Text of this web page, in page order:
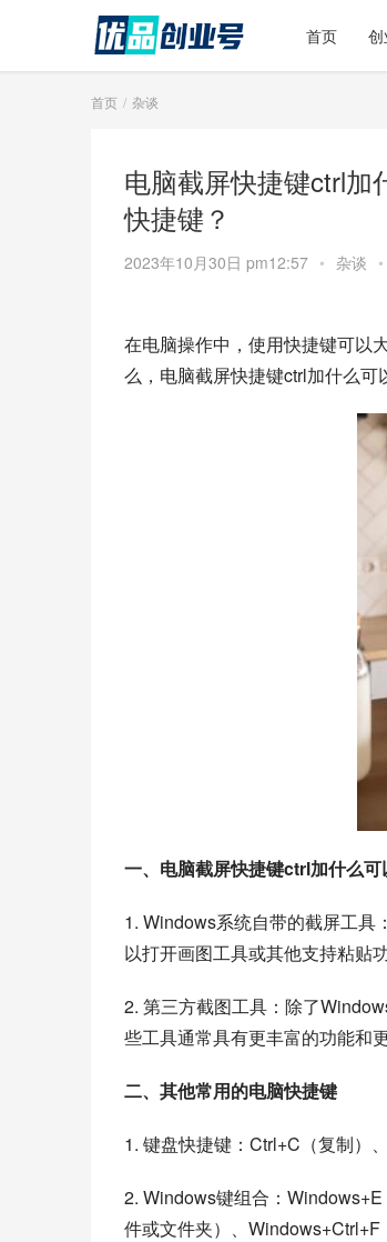
首页
首页 杂谈
电脑截屏快捷键ctrl加
快捷键？
2023年10月30日 pm12:57 • 杂谈 •
在电脑操作中，使用快捷键可以
么，电脑截屏快捷键ctrl加什么可
一、电脑截屏快捷键ctrl加什么可
1. Windows系统自带的截屏工具
以打开画图工具或其他支持粘贴
2. 第三方截图工具：除了
些工具通常具有更丰富的功能和
二、其他常用的电脑快捷键
1. 键盘快捷键：Ctrl+C（复制）
2. Windows键组合：
件或文件夹）、Windows+Ctrl+F